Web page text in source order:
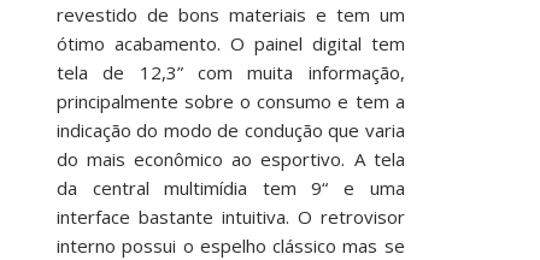
revestido de bons materiais e tem um
ótimo acabamento. O painel digital tem
tela de 12,3” com muita informação,
principalmente sobre o consumo e tem a
indicação do modo de condução que varia
do mais econômico ao esportivo. A tela
da central multimídia tem 9“
e uma
interface bastante intuitiva. O retrovisor
interno possui o espelho clássico mas se